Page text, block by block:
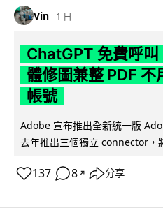
Vin 1 日
ChatGPT 免費呼
體修圖兼整 PDF 不
帳號
Adobe 宣布推出全新統一版
去年推出三個獨立 connector，
137 8 ↗ 分享